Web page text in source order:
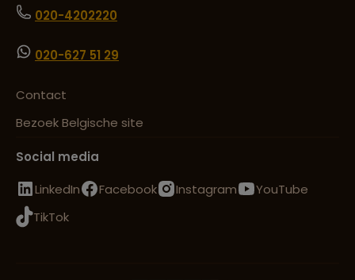
020-4202220
020-627 51 29
Contact
Bezoek Belgische site
Social media
LinkedIn
Facebook Instagram
YouTube
TikTok